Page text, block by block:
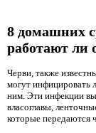
8 домашних
работают ли
Черви, также
могут инфицировать
ним. Эти инфекции
власоглавы,
которые передаются